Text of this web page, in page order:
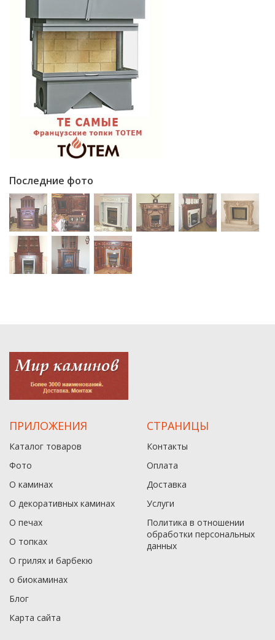
Последние фото
ПРИЛОЖЕНИЯ
Каталог товаров
Фото
О каминах
О декоративных каминах
О печах
О топках
О грилях и барбекю
о биокаминах
Блог
Карта сайта
СТРАНИЦЫ
Контакты
Оплата
Доставка
Услуги
Политика в отношении
обработки персональных
данныx